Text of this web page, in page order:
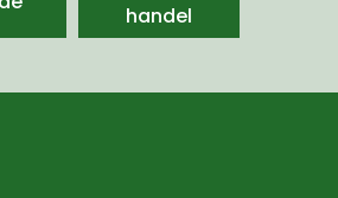
handel